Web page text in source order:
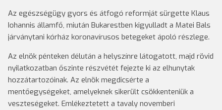
Az egészségügy gyors és átfogó reformját sürgette Klaus
Iohannis államfő, miután Bukarestben kigyulladt a Matei Bals
járványtani kórház koronavírusos betegeket ápoló részlege.
Az elnök pénteken délután a helyszínre látogatott, majd rövid
nyilatkozatban őszinte részvétét fejezte ki az elhunytak
hozzátartozóinak. Az elnök megdicsérte a
mentőegységeket, amelyeknek sikerült csökkenteniük a
veszteségeket. Emlékeztetett a tavaly novemberi